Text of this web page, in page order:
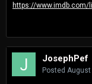
https://
JosephPef
Posted August